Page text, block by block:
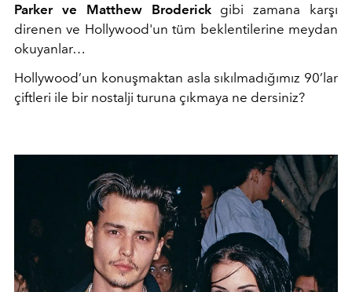
Parker ve Matthew Broderick gibi zamana karşı
direnen ve Hollywood'un tüm beklentilerine meydan
okuyanlar…
Hollywood’un konuşmaktan asla sıkılmadığımız 90’lar
çiftleri ile bir nostalji turuna çıkmaya ne dersiniz?